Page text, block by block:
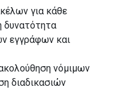
για κάθε
δυνατότητα
εγγράφων και
νόμιμων
διαδικασιών